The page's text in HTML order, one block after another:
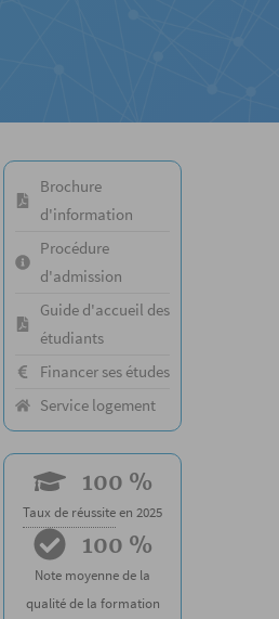
Brochure
d'information
Procédure
d'admission
Guide d'accueil des
étudiants
Financer ses études
Service logement
100 %
Taux de réussiteen 2025
100 %
Note moyenne de la
qualité de la formation